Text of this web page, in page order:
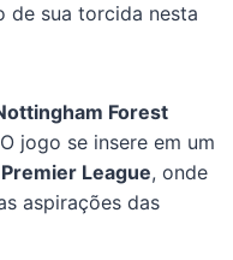
de sua torcida nesta
Forest
jogo se insere em um
Premier League, onde
aspirações das